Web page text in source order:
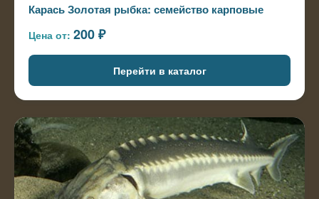
Карась Золотая рыбка: семейство карповые
Цена от: 200 ₽
Перейти в каталог